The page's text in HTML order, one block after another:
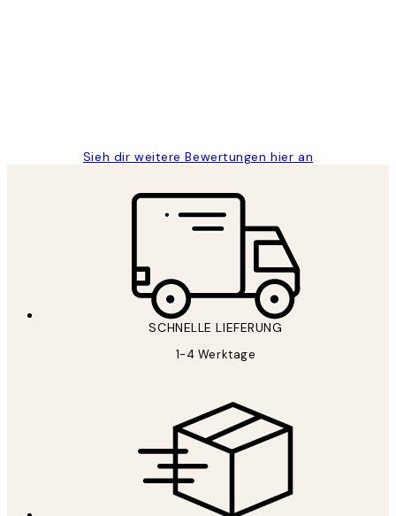
Sieh dir weitere Bewertungen hier an
SCHNELLE LIEFERUNG
1-4 Werktage